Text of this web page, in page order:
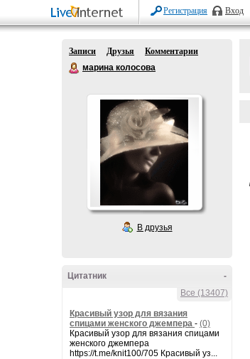
Регистрация Вход
Записи Друзья
Комментарии
марина колосова
В друзья
-
Цитатник
Все (13407)
Красивый узор для вязания
спицами женского джемпера - (0)
Красивый узор для вязания спицами
женского джемпера
https://t.me/knit100/705 Красивый уз...